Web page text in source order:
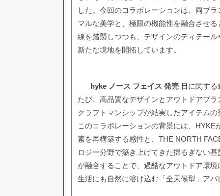
した。今回のコラボレーションは、両ブ
マルな美学と、極限の機能性を融合させ
線を踏襲しつつも、デザインのディテー
新たな境地を開拓しています。
hyke ノース フェイス 発売 日 に関する
たび、高品質なデザインとアウトドアブ
クラフトマンシップが結実したアイテム
このコラボレーションの背景には、HYKE
素を再構築する感性と、THE NORTH
ロジー分野で築き上げてきた揺るぎない
が融合することで、過酷なアウトドア環
生活にも自然に溶け込む「全天候型」ア